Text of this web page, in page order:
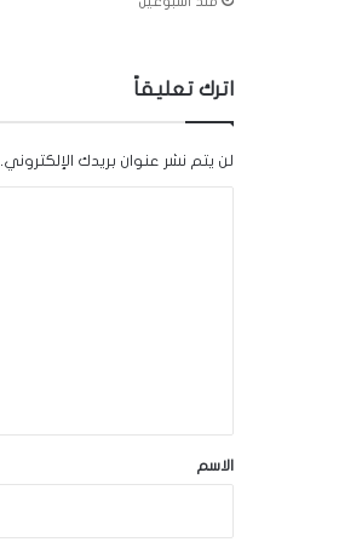
اترك تعليقاً
لن يتم نشر عنوان بريدك الإلكتروني.
*
الاسم